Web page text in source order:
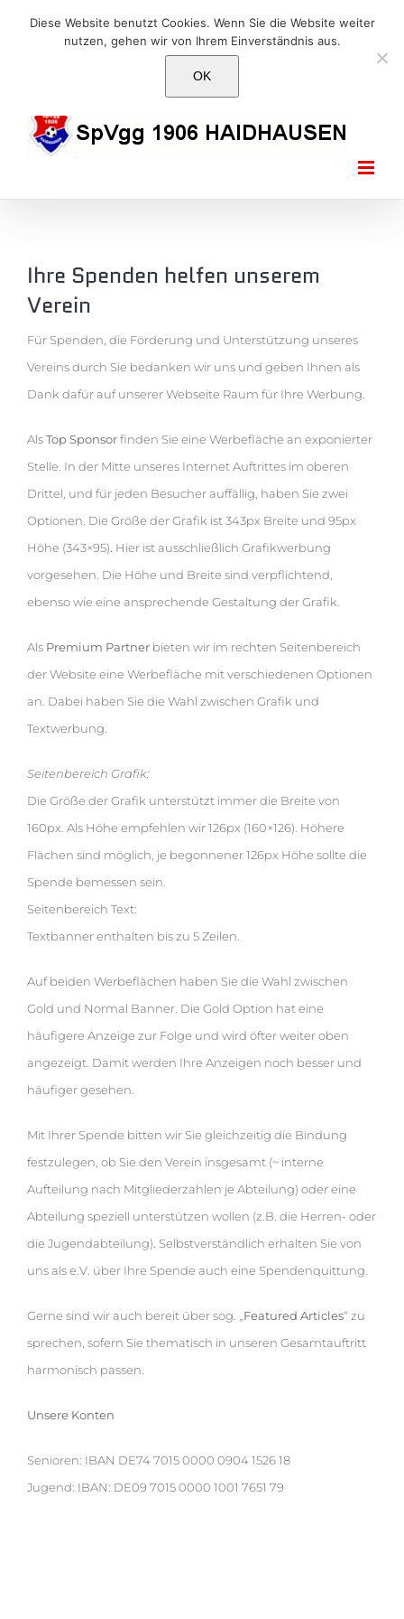
E-Mail: info@1906haidhausen.de
FacebookInstagram
E-
Ihre Spenden helfen unserem
Verein
Für Spenden, die Förderung und Unterstützung unseres
Vereins durch Sie bedanken wir uns und geben Ihnen als
Dank dafür auf unserer Webseite Raum für Ihre Werbung.
AlsTop Sponsorfinden Sie eine Werbefläche an exponierter
Stelle. In der Mitte unseres Internet Auftrittes im oberen
Drittel, und für jeden Besucher auffällig, haben Sie zwei
Optionen. Die Größe der Grafik ist 343px Breite und 95px
Höhe (343×95). Hier ist ausschließlich Grafikwerbung
vorgesehen. Die Höhe und Breite sind verpflichtend,
ebenso wie eine ansprechende Gestaltung der Grafik.
Als Premium Partner bieten wir im rechten Seitenbereich
der Website eine Werbefläche mit verschiedenen Optionen
an. Dabei haben Sie die Wahl zwischen Grafik und
Textwerbung.
Seitenbereich Grafik:
Die Größe der Grafik unterstützt immer die Breite von
160px. Als Höhe empfehlen wir 126px (160×126). Höhere
Flächen sind möglich, je begonnener 126px Höhe sollte die
Spende bemessen sein.
Seitenbereich Text:
Textbanner enthalten bis zu 5 Zeilen.
Auf beiden Werbeflächen haben Sie die Wahl zwischen
Gold und Normal Banner. Die Gold Option hat eine
häufigere Anzeige zur Folge und wird öfter weiter oben
angezeigt. Damit werden Ihre Anzeigen noch besser und
häufiger gesehen.
Mit Ihrer Spende bitten wir Sie gleichzeitig die Bindung
festzulegen, ob Sie den Verein insgesamt (~ interne
Aufteilung nach Mitgliederzahlen je Abteilung) oder eine
Abteilung speziell unterstützen wollen (z.B. die Herren- oder
die Jugendabteilung). Selbstverständlich erhalten Sie von
uns als e.V. über Ihre Spende auch eine Spendenquittung.
Gerne sind wir auch bereit über sog. „Featured Articles“ zu
sprechen, sofern Sie thematisch in unseren Gesamtauftritt
harmonisch passen.
Unsere Konten
Senioren: IBAN DE74 7015 0000 0904 1526 18
Jugend: IBAN: DE09 7015 0000 1001 7651 79
Diese Website benutzt Cookies. Wenn Sie die Website weiter
nutzen, gehen wir von Ihrem Einverständnis aus.
OK